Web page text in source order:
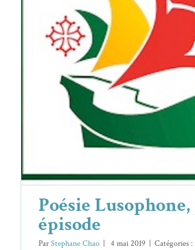
Poésie Lusophone,
Essais & Chroniques Nilton Resende Regina
Poésie
épisode
ParStephane Chao 4 mai 2019 Catégories :